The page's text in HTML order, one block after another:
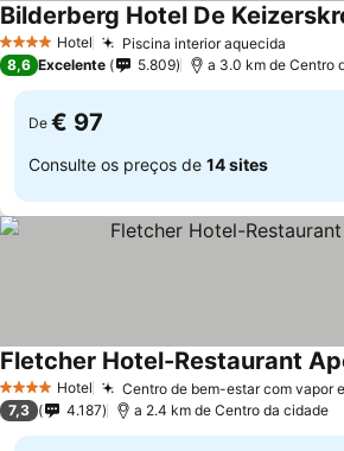
4 EstrelasHotel Piscina interior aquecida
Bilderberg Hotel De
8,6 Excelente 5.809 a 3.0 km de Centro
De € 97
Consulte os preços de 14 sites
4 EstrelasHotel Centro de bem-estar com vapor
Fletcher Hotel-Restaurant
7,3 4.187 a 2.4 km de Centro da cidade